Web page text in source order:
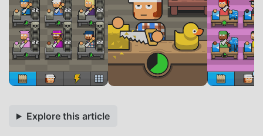
Explore this article